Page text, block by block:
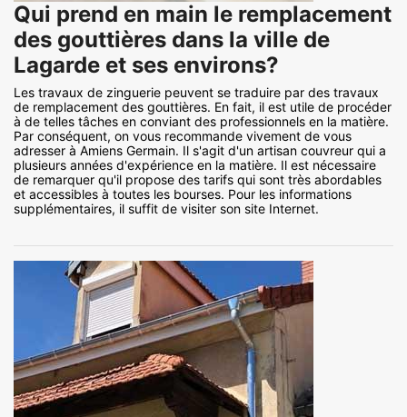
Qui prend en main le remplacement
des gouttières dans la ville de
Lagarde et ses environs?
Les travaux de zinguerie peuvent se traduire par des travaux
de remplacement des gouttières. En fait, il est utile de procéder
à de telles tâches en conviant des professionnels en la matière.
Par conséquent, on vous recommande vivement de vous
adresser à Amiens Germain. Il s'agit d'un artisan couvreur qui a
plusieurs années d'expérience en la matière. Il est nécessaire
de remarquer qu'il propose des tarifs qui sont très abordables
et accessibles à toutes les bourses. Pour les informations
supplémentaires, il suffit de visiter son site Internet.